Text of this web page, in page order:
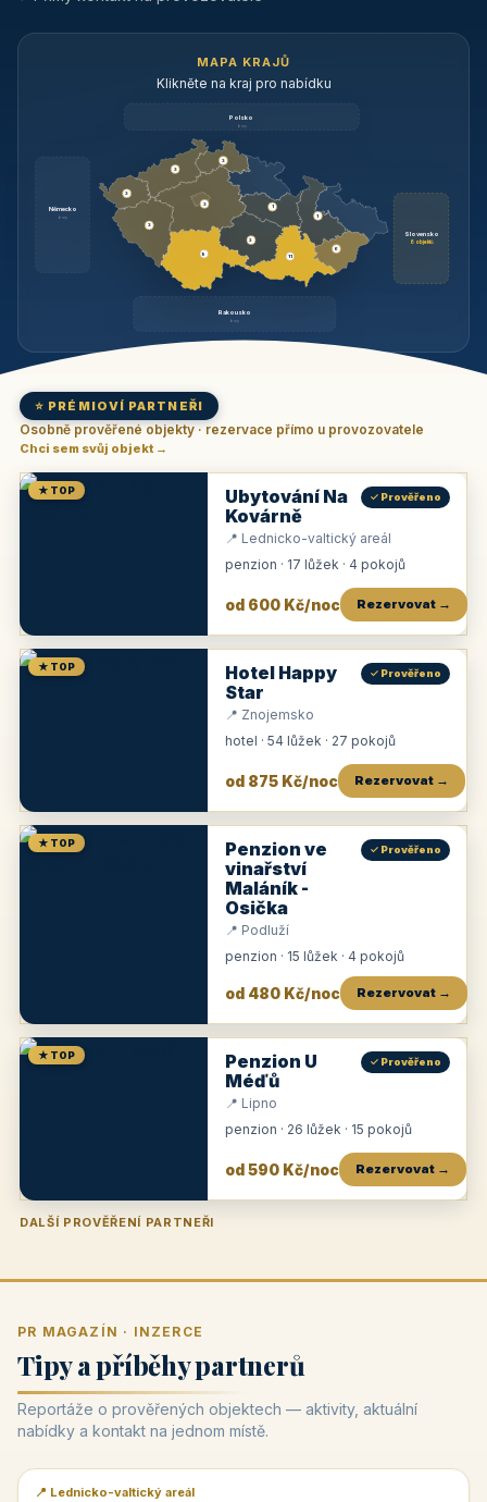
MAPA KRAJŮ
Klikněte na kraj pro nabídku
Polsko
brzy
Německo
brzy
Slovensko
6 objektů
Rakousko
brzy
3
9
3
3
3
3
1
2
11
1
6
⭐ PRÉMIOVÍ PARTNEŘI
Osobně prověřené objekty · rezervace přímo u provozovatele
Chci sem svůj objekt →
★ TOP
Ubytování Na
Kovárně
✓ Prověřeno
📍 Lednicko-valtický areál
penzion · 17 lůžek · 4 pokojů
od 600 Kč/noc Rezervovat →
★ TOP
Hotel Happy
Star
✓ Prověřeno
📍 Znojemsko
hotel · 54 lůžek · 27 pokojů
od 875 Kč/noc Rezervovat →
★ TOP
Penzion ve
vinařství
Maláník -
Osička
✓ Prověřeno
📍 Podluží
penzion · 15 lůžek · 4 pokojů
od 480 Kč/noc Rezervovat →
★ TOP
Penzion U
Méďů
✓ Prověřeno
📍 Lipno
penzion · 26 lůžek · 15 pokojů
od 590 Kč/noc Rezervovat →
DALŠÍ PROVĚŘENÍ PARTNEŘI
Penzion U Zámku Pension Faber
PR MAGAZÍN · INZERCE
Tipy a příběhy partnerů
Reportáže o prověřených objektech — aktivity, aktuální
nabídky a kontakt na jednom místě.
📰 PR článek
📍 Lednicko-valtický areál